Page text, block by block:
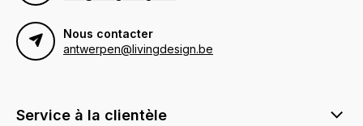
Nous contacter
antwerpen@livingdesign.be
Service à la clientèle